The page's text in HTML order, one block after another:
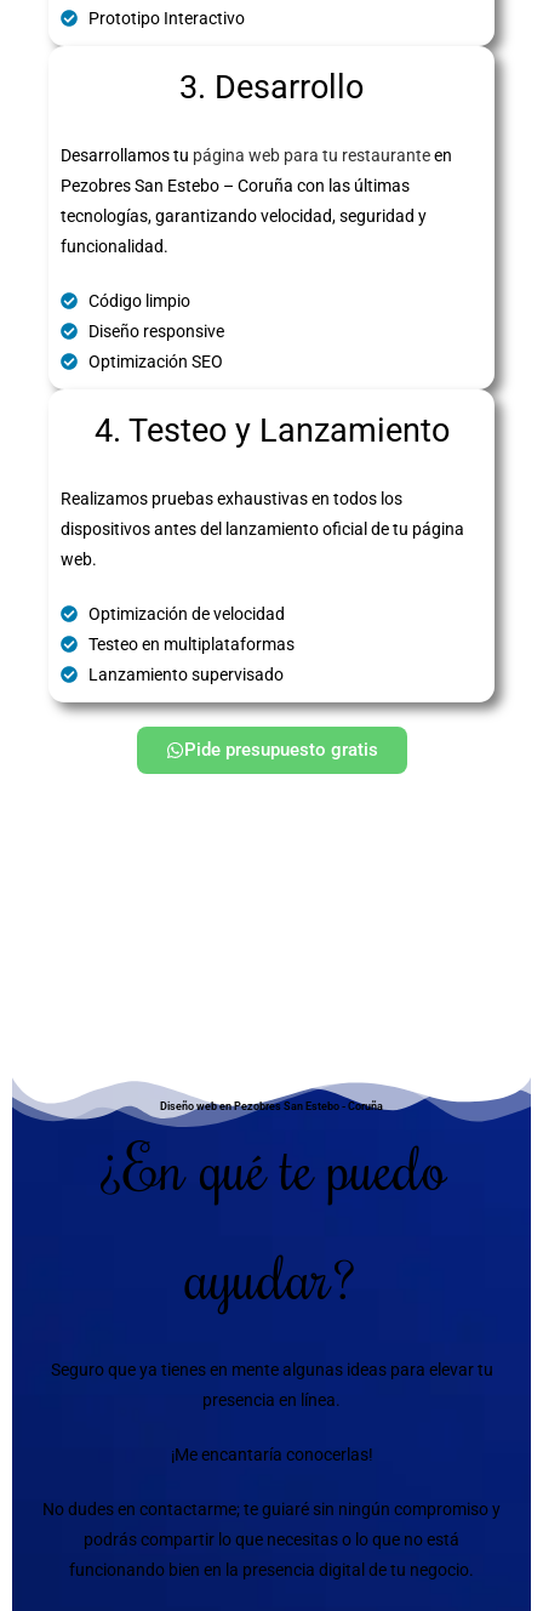
Prototipo Interactivo
3. Desarrollo
Desarrollamos tu página web para tu restauranteen
Pezobres San Estebo – Coruña con las últimas
tecnologías, garantizando velocidad, seguridad y
funcionalidad.
Código limpio
Diseño responsive
Optimización SEO
4. Testeo y Lanzamiento
Realizamos pruebas exhaustivas en todos los
dispositivos antes del lanzamiento oficial de tu página
web.
Optimización de velocidad
Testeo en multiplataformas
Lanzamiento supervisado
Pide presupuesto gratis
Diseño web en Pezobres San Estebo - Coruña
¿En qué te puedo
ayudar?
Seguro que ya tienes en mente algunas ideas para elevar tu
presencia en línea.
¡Me encantaría conocerlas!
No dudes en contactarme; te guiaré sin ningún compromiso y
podrás compartir lo que necesitas o lo que no está
funcionando bien en la presencia digital de tu negocio.